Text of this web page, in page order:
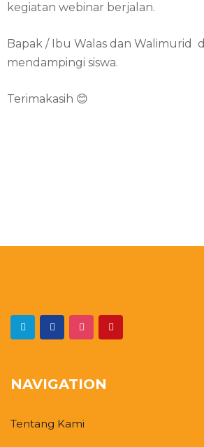
kegiatan webinar berjalan.
Bapak / Ibu Walas dan Walimurid
mendampingi siswa.
Terimakasih 😊
NAVIGATION
Tentang Kami